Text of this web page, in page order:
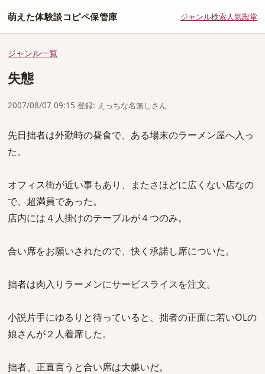
萌えた体験談コピペ保管庫 ジャンル検索人気殿堂
ジャンル一覧
失態
2007/08/07 09:15 登録: えっちな名無しさん
先日拙者は外勤時の昼食で、ある場末のラーメン屋へ入っ
た。
オフィス街が近い事もあり、またさほどに広くない店なの
で、超満員であった。
店内には４人掛けのテーブルが４つのみ。
合い席をお願いされたので、快く承諾し席についた。
拙者は肉入りラーメンにサービスライスを注文。
小説片手にゆるりと待っていると、拙者の正面に若いOLの
娘さんが２人着席した。
拙者、正直言うと合い席は大嫌いだ。